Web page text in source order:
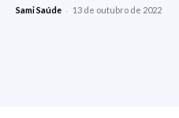
Sami Saúde - 13 de outubro de 2022